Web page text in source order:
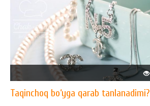
Taqinchoq bo‘yga qarab tanlanadimi?